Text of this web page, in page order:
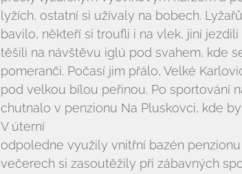
lyžích, ostatní si užívaly na bobech.
bavilo, někteří si troufli i na vlek, jiní
těšili na návštěvu iglú pod svahem, kde
pomeranči. Počasí jim přálo, Velké
pod velkou bílou peřinou. Po sportování
chutnalo v penzionu Na Pluskovci, kde
V úterní
odpoledne využily vnitřní bazén
večerech si zasoutěžily při zábavných